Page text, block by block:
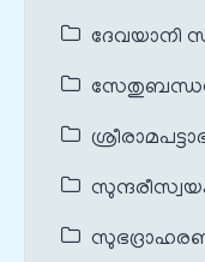
ദേവയാനി